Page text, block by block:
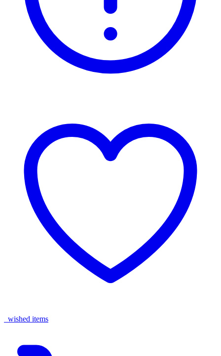
wished items